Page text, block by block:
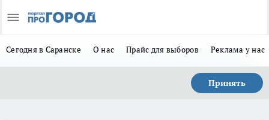
Сегодня в Саранске О нас Прайс для выборов Реклама у нас
Принять